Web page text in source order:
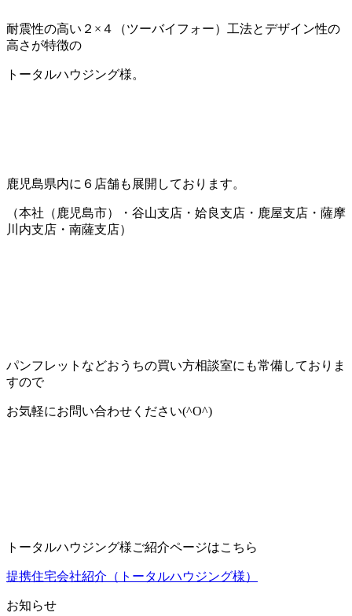
耐震性の高い２×４（ツーバイフォー）工法とデザイン性の
高さが特徴の
トータルハウジング様。
鹿児島県内に６店舗も展開しております。
（本社（鹿児島市）・谷山支店・姶良支店・鹿屋支店・薩摩
川内支店・南薩支店）
パンフレットなどおうちの買い方相談室にも常備しておりま
すので
お気軽にお問い合わせください(^O^)
トータルハウジング様ご紹介ページはこちら
提携住宅会社紹介（トータルハウジング様）
お知らせ